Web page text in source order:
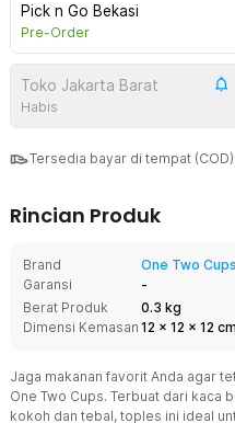
Pick n Go Bekasi
Pre-Order
Toko Jakarta Barat
Habis
Tersedia bayar di tempat (COD)
Rincian Produk
Brand
One Two Cups
Garansi
-
Berat Produk
0.3 kg
Dimensi Kemasan 12 x 12 x 12 cm
Jaga makanan favorit Anda agar
One Two Cups. Terbuat dari kaca
kokoh dan tebal, toples ini ideal